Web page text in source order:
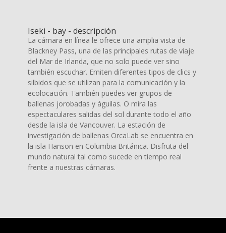
Iseki - bay - descripción
La cámara en línea le ofrece una amplia vista de
Blackney Pass, una de las principales rutas de viaje
del Mar de Irlanda, que no solo puede ver sino
también escuchar. Emiten diferentes tipos de clics y
silbidos que se utilizan para la comunicación y la
ecolocación. También puedes ver grupos de
ballenas jorobadas y águilas. O mira las
espectaculares salidas del sol durante todo el año
desde la isla de Vancouver. La estación de
investigación de ballenas OrcaLab se encuentra en
la isla Hanson en Columbia Británica. Disfruta del
mundo natural tal como sucede en tiempo real
frente a nuestras cámaras.